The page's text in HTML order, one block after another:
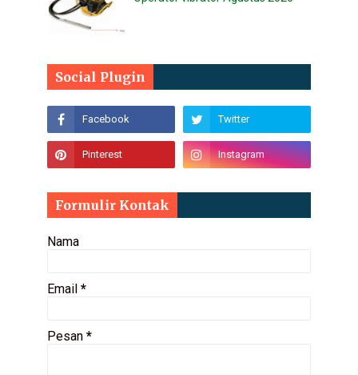
Social Plugin
Formulir Kontak
Nama
Email *
Pesan *